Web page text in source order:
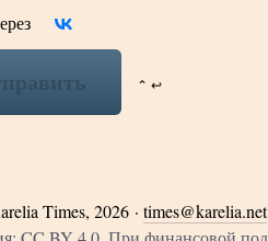
⌃ ↩
Times, 2026 ·times@karelia.net